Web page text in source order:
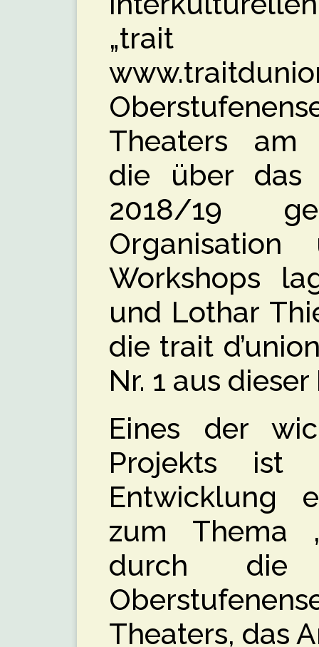
„trait
Theaters am
die über das
2018/19
Workshops
und Lothar
die trait
Nr. 1 aus dieser
Eines der
Projekts ist
Entwicklung
zum Thema
durch die
Theaters, das